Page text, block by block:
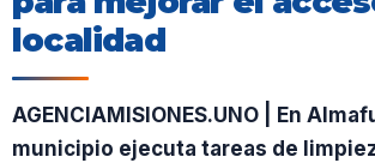
localidad
AGENCIAMISIONES.UNO | En
municipio ejecuta tareas de